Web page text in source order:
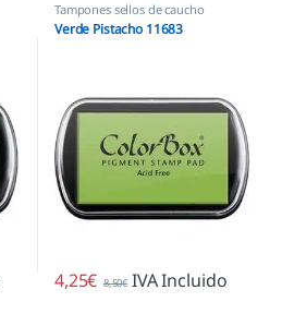
Tampones sellos de caucho
Verde Pistacho 11683
4,25€ 8,50€ IVA Incluido